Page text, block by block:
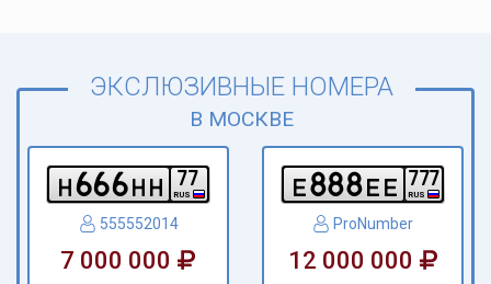
ЭКСЛЮЗИВНЫЕ НОМЕРА
В МОСКВЕ
h666h h RUS
77
555552014
7 000 000
e888e e RUS
777
ProNumber
12 000 000